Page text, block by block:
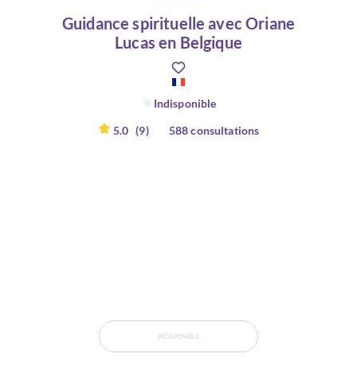
Guidance spirituelle avec Oriane
Lucas en Belgique
Indisponible
5.0 (9) 588 consultations
INDISPONIBLE